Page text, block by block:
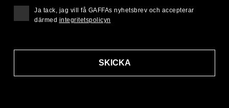
SKICKA
Ja tack, jag vill få GAFFAs nyhetsbrev och accepterar
därmed integritetspolicyn